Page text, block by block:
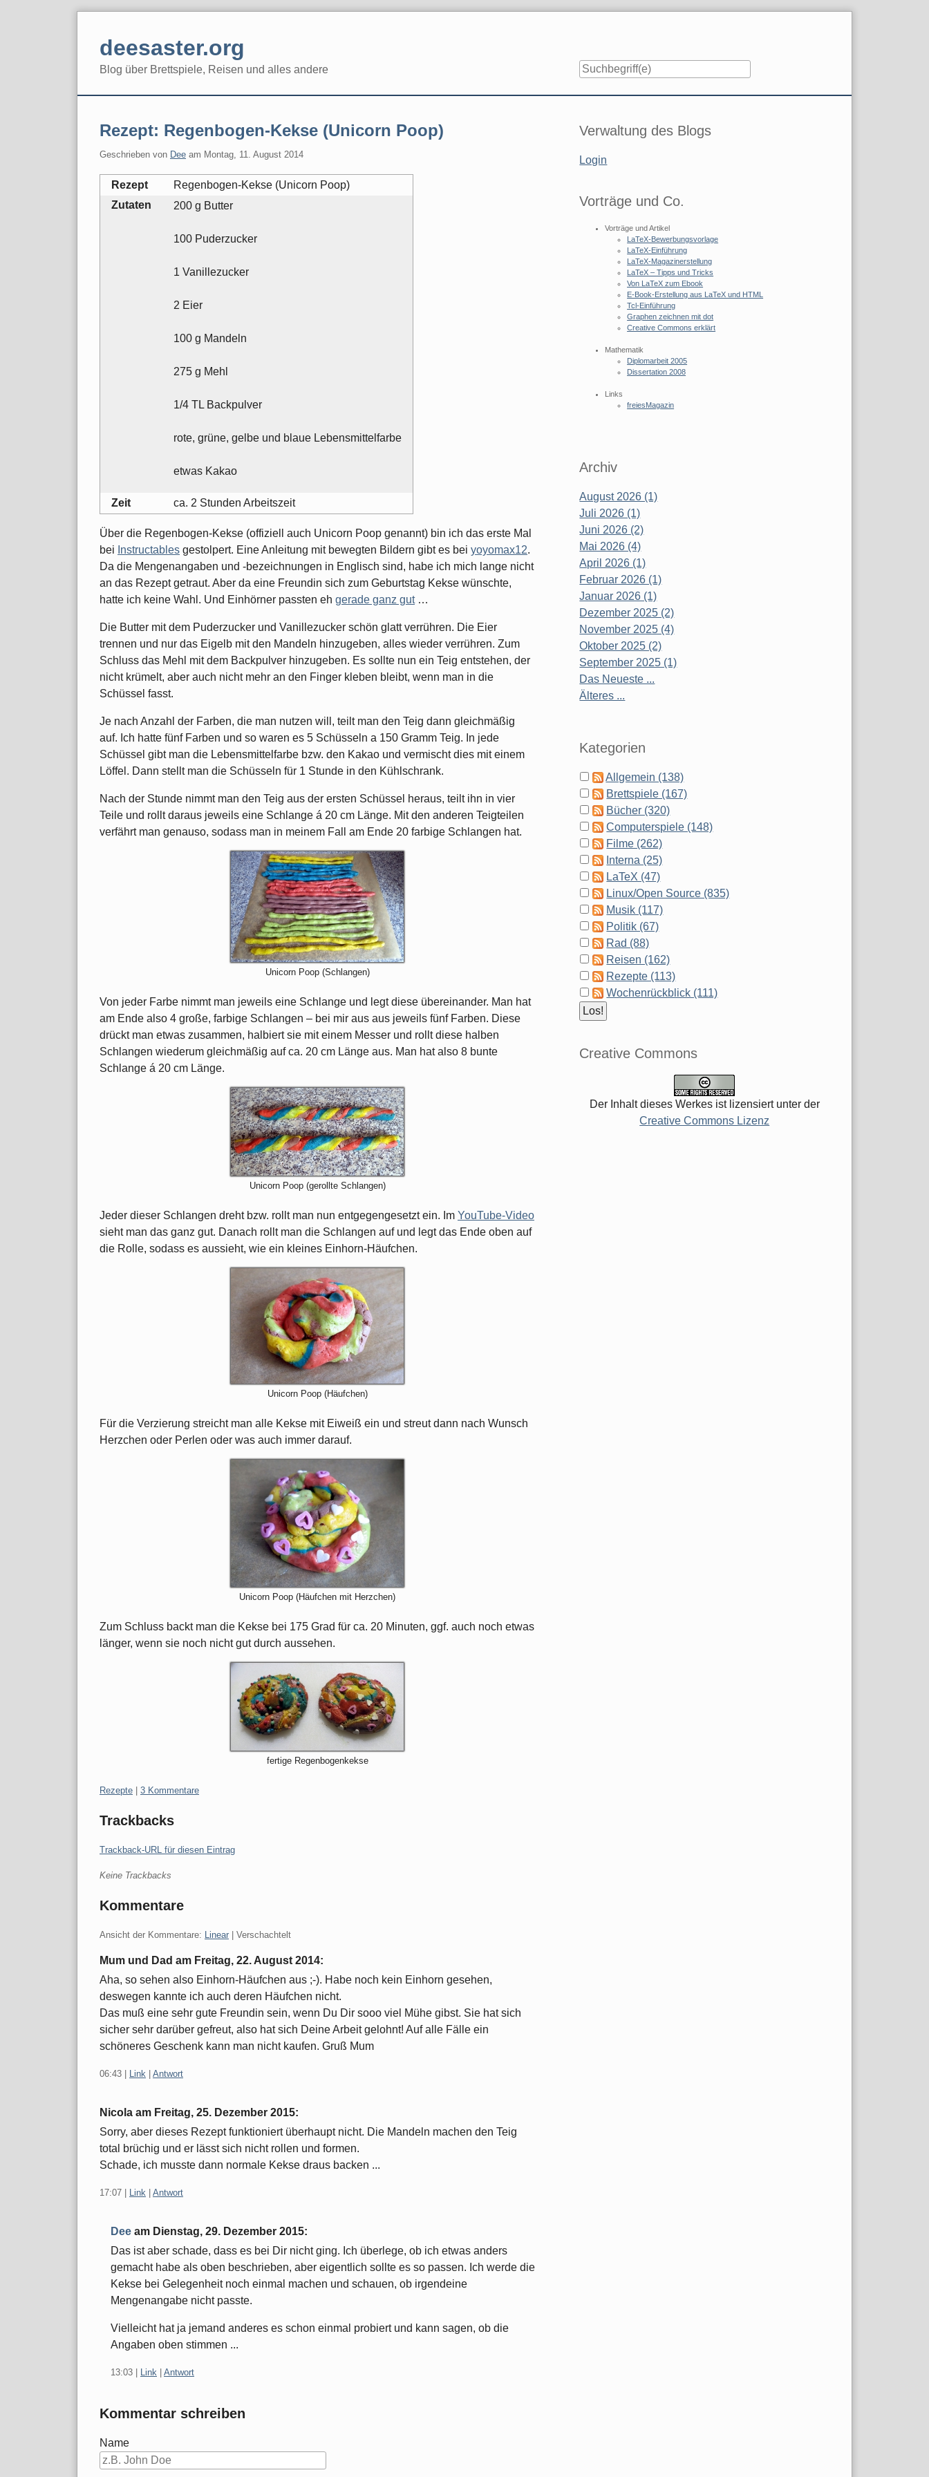
deesaster.org
Blog über Brettspiele, Reisen und alles andere
Rezept: Regenbogen-Kekse (Unicorn Poop)
Geschrieben von Dee am Montag, 11. August 2014
Rezept
Regenbogen-Kekse (Unicorn Poop)
Zutaten
200 g Butter
100 Puderzucker
1 Vanillezucker
2 Eier
100 g Mandeln
275 g Mehl
1/4 TL Backpulver
rote, grüne, gelbe und blaue Lebensmittelfarbe
etwas Kakao
Zeit ca. 2 Stunden Arbeitszeit
Über die Regenbogen-Kekse (offiziell auch Unicorn Poop genannt) bin ich das erste Mal
bei Instructables gestolpert. Eine Anleitung mit bewegten Bildern gibt es bei yoyomax12.
Da die Mengenangaben und -bezeichnungen in Englisch sind, habe ich mich lange nicht
an das Rezept getraut. Aber da eine Freundin sich zum Geburtstag Kekse wünschte,
hatte ich keine Wahl. Und Einhörner passten eh gerade ganz gut…
Die Butter mit dem Puderzucker und Vanillezucker schön glatt verrühren. Die Eier
trennen und nur das Eigelb mit den Mandeln hinzugeben, alles wieder verrühren. Zum
Schluss das Mehl mit dem Backpulver hinzugeben. Es sollte nun ein Teig entstehen, der
nicht krümelt, aber auch nicht mehr an den Finger kleben bleibt, wenn man in die
Schüssel fasst.
Je nach Anzahl der Farben, die man nutzen will, teilt man den Teig dann gleichmäßig
auf. Ich hatte fünf Farben und so waren es 5 Schüsseln a 150 Gramm Teig. In jede
Schüssel gibt man die Lebensmittelfarbe bzw. den Kakao und vermischt dies mit einem
Löffel. Dann stellt man die Schüsseln für 1 Stunde in den Kühlschrank.
Nach der Stunde nimmt man den Teig aus der ersten Schüssel heraus, teilt ihn in vier
Teile und rollt daraus jeweils eine Schlange á 20 cm Länge. Mit den anderen Teigteilen
verfährt man genauso, sodass man in meinem Fall am Ende 20 farbige Schlangen hat.
Unicorn Poop (Schlangen)
Von jeder Farbe nimmt man jeweils eine Schlange und legt diese übereinander. Man hat
am Ende also 4 große, farbige Schlangen – bei mir aus aus jeweils fünf Farben. Diese
drückt man etwas zusammen, halbiert sie mit einem Messer und rollt diese halben
Schlangen wiederum gleichmäßig auf ca. 20 cm Länge aus. Man hat also 8 bunte
Schlange á 20 cm Länge.
Unicorn Poop (gerollte Schlangen)
Jeder dieser Schlangen dreht bzw. rollt man nun entgegengesetzt ein. Im YouTube-Video
sieht man das ganz gut. Danach rollt man die Schlangen auf und legt das Ende oben auf
die Rolle, sodass es aussieht, wie ein kleines Einhorn-Häufchen.
Unicorn Poop (Häufchen)
Für die Verzierung streicht man alle Kekse mit Eiweiß ein und streut dann nach Wunsch
Herzchen oder Perlen oder was auch immer darauf.
Unicorn Poop (Häufchen mit Herzchen)
Zum Schluss backt man die Kekse bei 175 Grad für ca. 20 Minuten, ggf. auch noch etwas
länger, wenn sie noch nicht gut durch aussehen.
fertige Regenbogenkekse
Kategorien:
Rezepte | 3 Kommentare
Trackbacks
Trackback-URL für diesen Eintrag
Keine Trackbacks
Kommentare
Ansicht der Kommentare: Linear | Verschachtelt
Mum und Dad am Freitag, 22. August 2014:
Aha, so sehen also Einhorn-Häufchen aus ;-). Habe noch kein Einhorn gesehen,
deswegen kannte ich auch deren Häufchen nicht.
Das muß eine sehr gute Freundin sein, wenn Du Dir sooo viel Mühe gibst. Sie hat sich
sicher sehr darüber gefreut, also hat sich Deine Arbeit gelohnt! Auf alle Fälle ein
schöneres Geschenk kann man nicht kaufen. Gruß Mum
06:43 | Link | Antwort
Nicola am Freitag, 25. Dezember 2015:
Sorry, aber dieses Rezept funktioniert überhaupt nicht. Die Mandeln machen den Teig
total brüchig und er lässt sich nicht rollen und formen.
Schade, ich musste dann normale Kekse draus backen ...
17:07 | Link | Antwort
Dee am Dienstag, 29. Dezember 2015:
Das ist aber schade, dass es bei Dir nicht ging. Ich überlege, ob ich etwas anders
gemacht habe als oben beschrieben, aber eigentlich sollte es so passen. Ich werde die
Kekse bei Gelegenheit noch einmal machen und schauen, ob irgendeine
Mengenangabe nicht passte.
Vielleicht hat ja jemand anderes es schon einmal probiert und kann sagen, ob die
Angaben oben stimmen ...
13:03 | Link | Antwort
Kommentar schreiben
Name
Seitenleiste
Verwaltung des Blogs
Login
Vorträge und Co.
Vorträge und Artikel
LaTeX-Bewerbungsvorlage
LaTeX-Einführung
LaTeX-Magazinerstellung
LaTeX – Tipps und Tricks
Von LaTeX zum Ebook
E-Book-Erstellung aus LaTeX und HTML
Tcl-Einführung
Graphen zeichnen mit dot
Creative Commons erklärt
Mathematik
Diplomarbeit 2005
Dissertation 2008
Links
freiesMagazin
Archiv
August 2026 (1)
Juli 2026 (1)
Juni 2026 (2)
Mai 2026 (4)
April 2026 (1)
Februar 2026 (1)
Januar 2026 (1)
Dezember 2025 (2)
November 2025 (4)
Oktober 2025 (2)
September 2025 (1)
Das Neueste ...
Älteres ...
Kategorien
Allgemein (138)
Brettspiele (167)
Bücher (320)
Computerspiele (148)
Filme (262)
Interna (25)
LaTeX (47)
Linux/Open Source (835)
Musik (117)
Politik (67)
Rad (88)
Reisen (162)
Rezepte (113)
Wochenrückblick (111)
Creative Commons
Der Inhalt dieses Werkes ist lizensiert unter der
Creative Commons Lizenz